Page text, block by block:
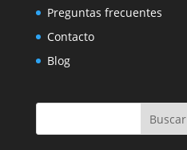
Preguntas frecuentes
Contacto
Blog
Buscar